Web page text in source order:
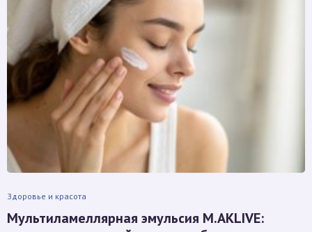
Здоровье и красота
Мультиламеллярная эмульсия M.AKLIVE: